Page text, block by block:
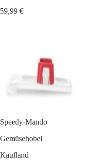
59,99 €
Speedy-Mando
Gemüsehobel
Kaufland